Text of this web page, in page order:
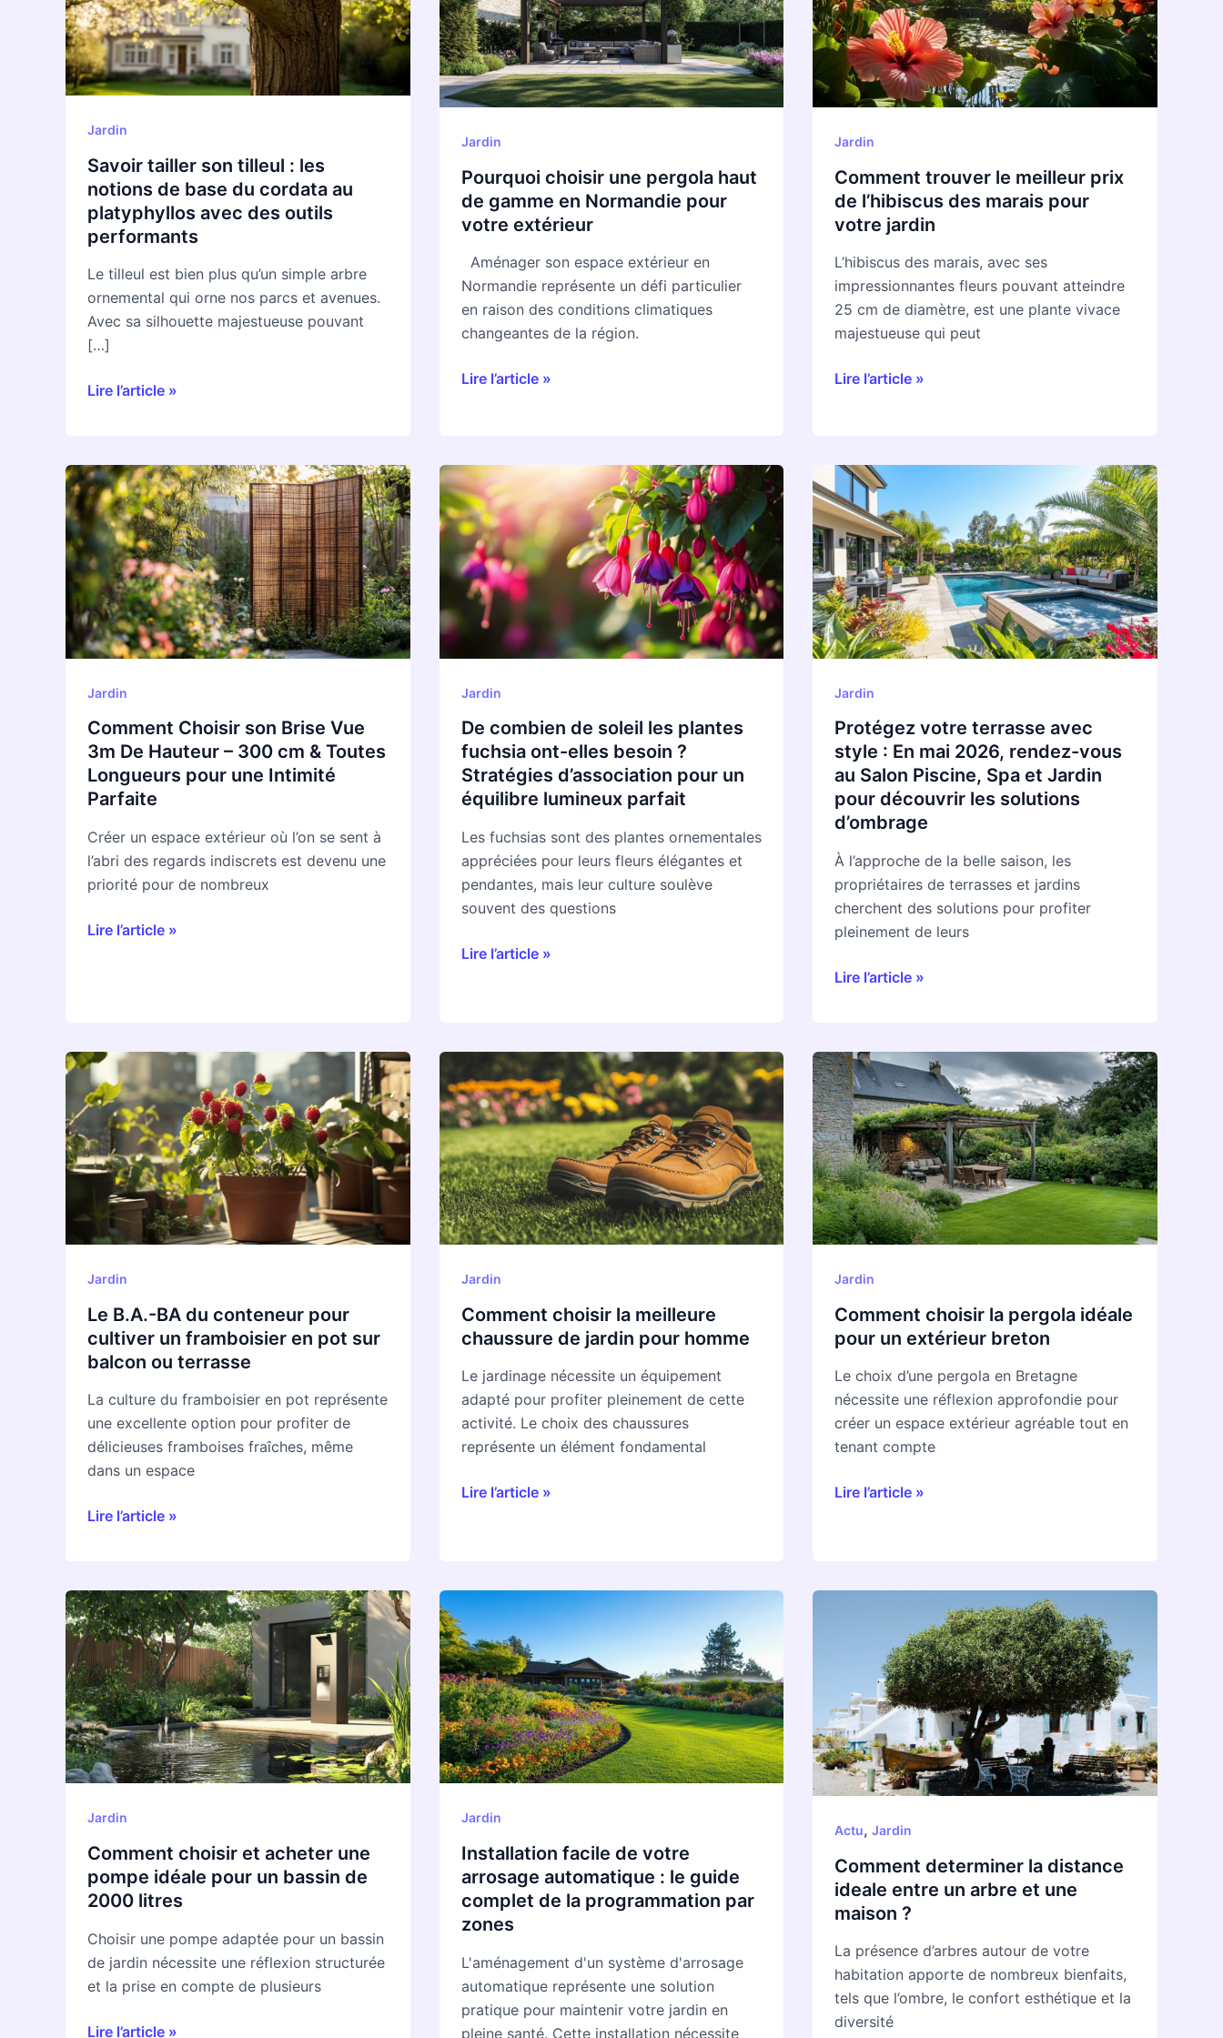
Jardin
Savoir tailler son tilleul : les
notions de base du cordata au
platyphyllos avec des outils
performants
Le tilleul est bien plus qu’un simple arbre
ornemental qui orne nos parcs et avenues.
Avec sa silhouette majestueuse pouvant
[…]
:
les
notions
de
du
cordata
au
platyphyllos
avec
outils
performants
Lire l’article »
Jardin
Pourquoi choisir une pergola haut
de gamme en Normandie pour
votre extérieur
Aménager son espace extérieur en
Normandie représente un défi particulier
en raison des conditions climatiques
changeantes de la région.
haut
de
gamme
en
pour
extérieur
Lire l’article »
Jardin
Comment trouver le meilleur prix
de l’hibiscus des marais pour
votre jardin
L’hibiscus des marais, avec ses
impressionnantes fleurs pouvant atteindre
25 cm de diamètre, est une plante vivace
majestueuse qui peut
prix
de
l’hibiscus
des
pour
jardin
Lire l’article »
Jardin
Comment Choisir son Brise Vue
3m De Hauteur – 300 cm & Toutes
Longueurs pour une Intimité
Parfaite
Créer un espace extérieur où l’on se sent à
l’abri des regards indiscrets est devenu une
priorité pour de nombreux
Comment
Choisir
son
Brise
Vue
3m
De
Hauteur
300
&
Toutes
Longueurs
pour
une
Intimité
Parfaite
Lire l’article »
Jardin
De combien de soleil les plantes
fuchsia ont-elles besoin ?
Stratégies d’association pour un
équilibre lumineux parfait
Les fuchsias sont des plantes ornementales
appréciées pour leurs fleurs élégantes et
pendantes, mais leur culture soulève
souvent des questions
De
combien
de
soleil
les
plantes
fuchsia
besoin
Stratégies
d’association
pour
un
équilibre
lumineux
parfait
Lire l’article »
Jardin
Protégez votre terrasse avec
style : En mai 2026, rendez-vous
au Salon Piscine, Spa et Jardin
pour découvrir les solutions
d’ombrage
À l’approche de la belle saison, les
propriétaires de terrasses et jardins
cherchent des solutions pour profiter
pleinement de leurs
Protégez
votre
terrasse
avec
style
:
En
mai
rendez-
au
Salon
Piscine,
Spa
et
Jardin
pour
découvrir
les
d’ombrage
Lire l’article »
Jardin
Le B.A.-BA du conteneur pour
cultiver un framboisier en pot sur
balcon ou terrasse
La culture du framboisier en pot représente
une excellente option pour profiter de
délicieuses framboises fraîches, même
dans un espace
Le
B.A.-
BA
du
conteneur
pour
cultiver
en
sur
balcon
ou
terrasse
Lire l’article »
Jardin
Comment choisir la meilleure
chaussure de jardin pour homme
Le jardinage nécessite un équipement
adapté pour profiter pleinement de cette
activité. Le choix des chaussures
représente un élément fondamental
Comment
choisir
la
meilleure
chaussure
de
jardin
pour
Lire l’article »
Jardin
Comment choisir la pergola idéale
pour un extérieur breton
Le choix d’une pergola en Bretagne
nécessite une réflexion approfondie pour
créer un espace extérieur agréable tout en
tenant compte
Comment
choisir
la
pergola
idéale
pour
un
extérieur
Lire l’article »
Jardin
Comment choisir et acheter une
pompe idéale pour un bassin de
2000 litres
Choisir une pompe adaptée pour un bassin
de jardin nécessite une réflexion structurée
et la prise en compte de plusieurs
Comment
choisir
acheter
une
pompe
idéale
pour
bassin
2000
litres
Lire l’article »
Jardin
Installation facile de votre
arrosage automatique : le guide
complet de la programmation par
zones
L'aménagement d'un système d'arrosage
automatique représente une solution
pratique pour maintenir votre jardin en
pleine santé. Cette installation nécessite
Installation
facile
de
votre
arrosage
automatique
:
le
complet
la
programmation
par
zones
Actu,Jardin
Comment determiner la distance
ideale entre un arbre et une
maison ?
La présence d’arbres autour de votre
habitation apporte de nombreux bienfaits,
tels que l’ombre, le confort esthétique et la
diversité
distance
ideale
entre
un
arbre
et
maison
?